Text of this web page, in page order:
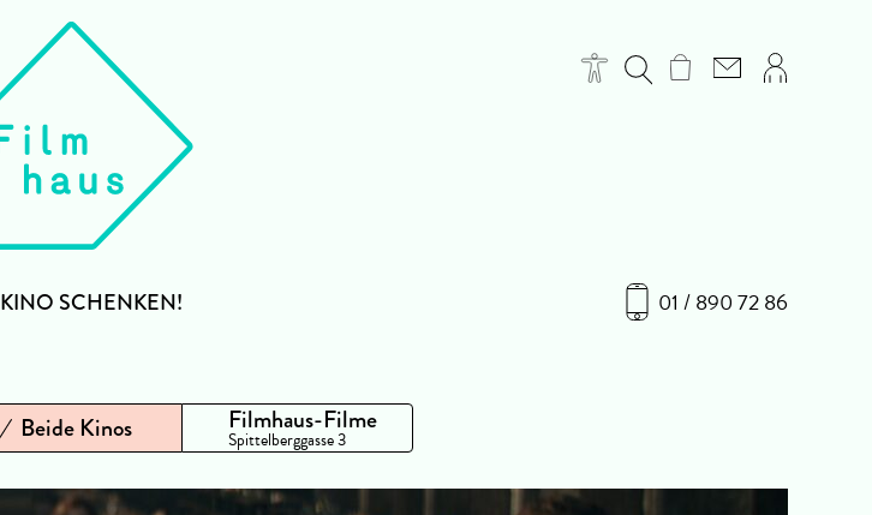
01 / 890 72 86
KINO SCHENKEN!
Beide Kinos Filmhaus-Filme
Spittelberggasse 3